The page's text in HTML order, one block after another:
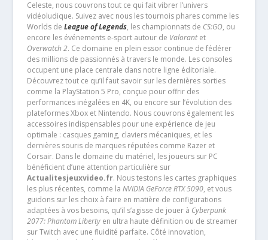
Celeste, nous couvrons tout ce qui fait vibrer l’univers
vidéoludique. Suivez avec nous les tournois phares comme les
Worlds de League of Legends, les championnats de CS:GO, ou
encore les événements e-sport autour de Valorantet
Overwatch 2. Ce domaine en plein essor continue de fédérer
des millions de passionnés à travers le monde. Les consoles
occupent une place centrale dans notre ligne éditoriale.
Découvrez tout ce qu’il faut savoir sur les dernières sorties
comme la PlayStation 5 Pro, conçue pour offrir des
performances inégalées en 4K, ou encore sur l’évolution des
plateformes Xbox et Nintendo. Nous couvrons également les
accessoires indispensables pour une expérience de jeu
optimale : casques gaming, claviers mécaniques, et les
dernières souris de marques réputées comme Razer et
Corsair. Dans le domaine du matériel, les joueurs sur PC
bénéficient d’une attention particulière sur
Actualitesjeuxvideo.fr. Nous testons les cartes graphiques
les plus récentes, comme la NVIDIA GeForce RTX 5090, et vous
guidons sur les choix à faire en matière de configurations
adaptées à vos besoins, qu’il s’agisse de jouer à Cyberpunk
2077: Phantom Libertyen ultra haute définition ou de streamer
sur Twitch avec une fluidité parfaite. Côté innovation,